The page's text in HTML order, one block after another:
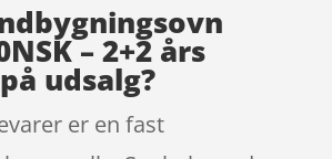
– 2+2 års
udsalg?
er en fast